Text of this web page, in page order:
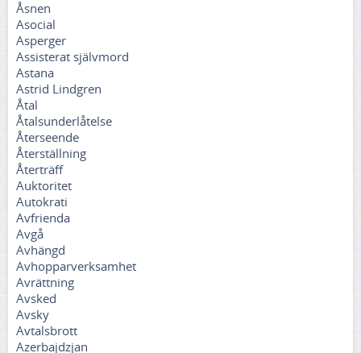
Åsnen
Asocial
Asperger
Assisterat självmord
Astana
Astrid Lindgren
Åtal
Åtalsunderlåtelse
Återseende
Återställning
Återträff
Auktoritet
Autokrati
Avfrienda
Avgå
Avhängd
Avhopparverksamhet
Avrättning
Avsked
Avsky
Avtalsbrott
Azerbajdzjan